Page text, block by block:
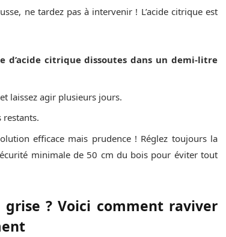
ne tardez pas à intervenir ! L’acide citrique est
d’acide citrique dissoutes dans un demi-litre
laissez agir plusieurs jours.
restants.
efficace mais prudence ! Réglez toujours la
minimale de 50 cm du bois pour éviter tout
? Voici comment raviver